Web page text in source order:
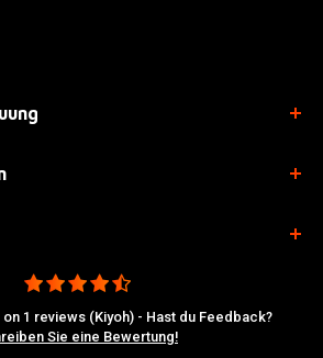
1 reviews (Kiyoh) - Hast du Feedback?
Sie eine Bewertung!